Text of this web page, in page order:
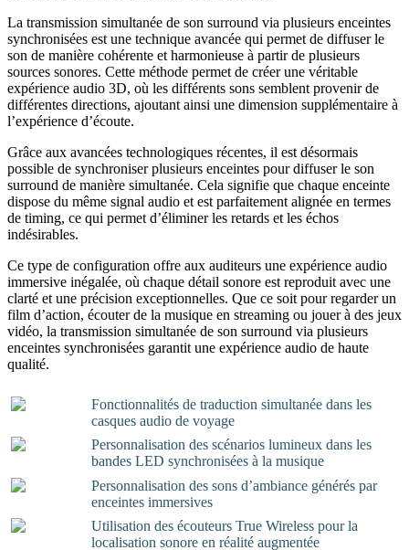
La transmission simultanée de son surround via plusieurs enceintes
synchronisées est une technique avancée qui permet de diffuser le
son de manière cohérente et harmonieuse à partir de plusieurs
sources sonores. Cette méthode permet de créer une véritable
expérience audio 3D, où les différents sons semblent provenir de
différentes directions, ajoutant ainsi une dimension supplémentaire à
l’expérience d’écoute.
Grâce aux avancées technologiques récentes, il est désormais
possible de synchroniser plusieurs enceintes pour diffuser le son
surround de manière simultanée. Cela signifie que chaque enceinte
dispose du même signal audio et est parfaitement alignée en termes
de timing, ce qui permet d’éliminer les retards et les échos
indésirables.
Ce type de configuration offre aux auditeurs une expérience audio
immersive inégalée, où chaque détail sonore est reproduit avec une
clarté et une précision exceptionnelles. Que ce soit pour regarder un
film d’action, écouter de la musique en streaming ou jouer à des jeux
vidéo, la transmission simultanée de son surround via plusieurs
enceintes synchronisées garantit une expérience audio de haute
qualité.
Fonctionnalités de traduction simultanée dans les
casques audio de voyage
Personnalisation des scénarios lumineux dans les
bandes LED synchronisées à la musique
Personnalisation des sons d’ambiance générés par
enceintes immersives
Utilisation des écouteurs True Wireless pour la
localisation sonore en réalité augmentée